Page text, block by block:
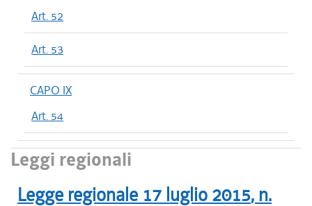
Art. 52
Art. 53
CAPO IX
Art. 54
Leggi regionali
Legge regionale 17 luglio 2015, n.